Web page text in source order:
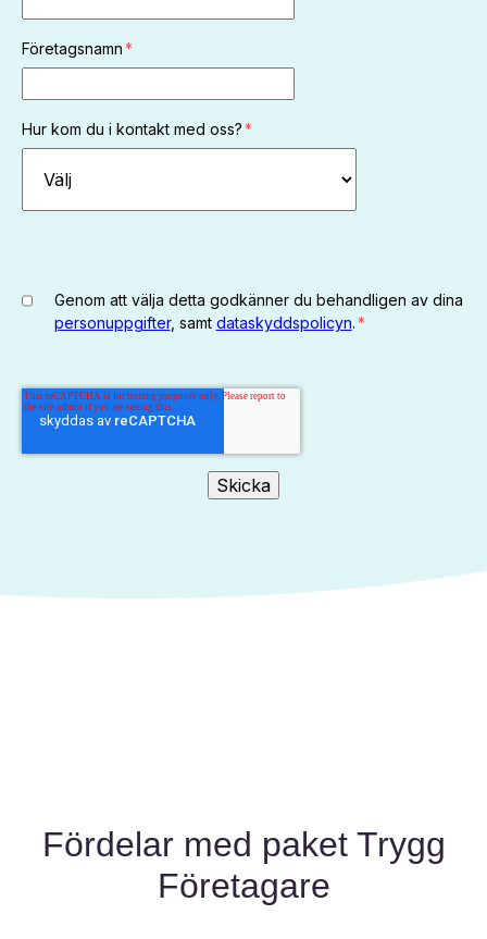
Företagsnamn*
Hur kom du i kontakt med oss?*
Genom att välja detta godkänner du behandligen av dina
personuppgifter, samt dataskyddspolicyn.*
Fördelar med paket Trygg
Företagare